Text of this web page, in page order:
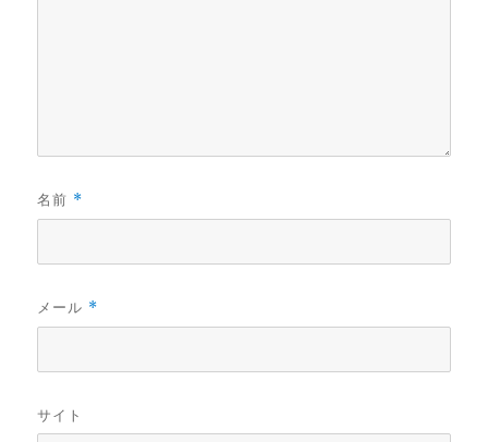
名前 *
メール *
サイト